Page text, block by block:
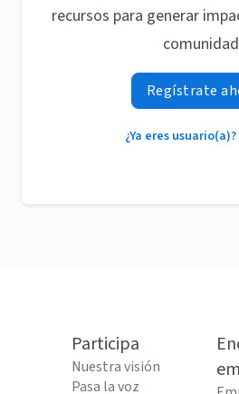
recursos para generar
Regístrate
¿Ya eres
Participa
Nuestra visión
Pasa la voz